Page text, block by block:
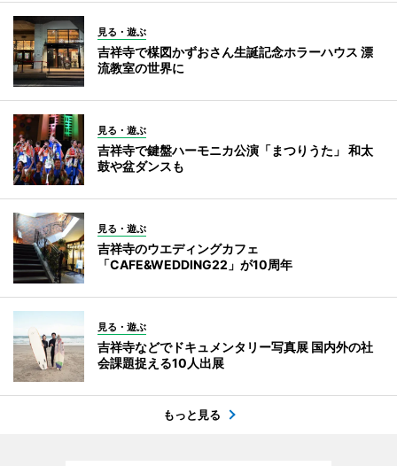
見る・遊ぶ
吉祥寺で楳図かずおさん生誕記念ホラーハウス 漂
流教室の世界に
見る・遊ぶ
吉祥寺で鍵盤ハーモニカ公演「まつりうた」 和太
鼓や盆ダンスも
見る・遊ぶ
吉祥寺のウエディングカフェ
「CAFE&WEDDING22」が10周年
見る・遊ぶ
吉祥寺などでドキュメンタリー写真展 国内外の社
会課題捉える10人出展
もっと見る